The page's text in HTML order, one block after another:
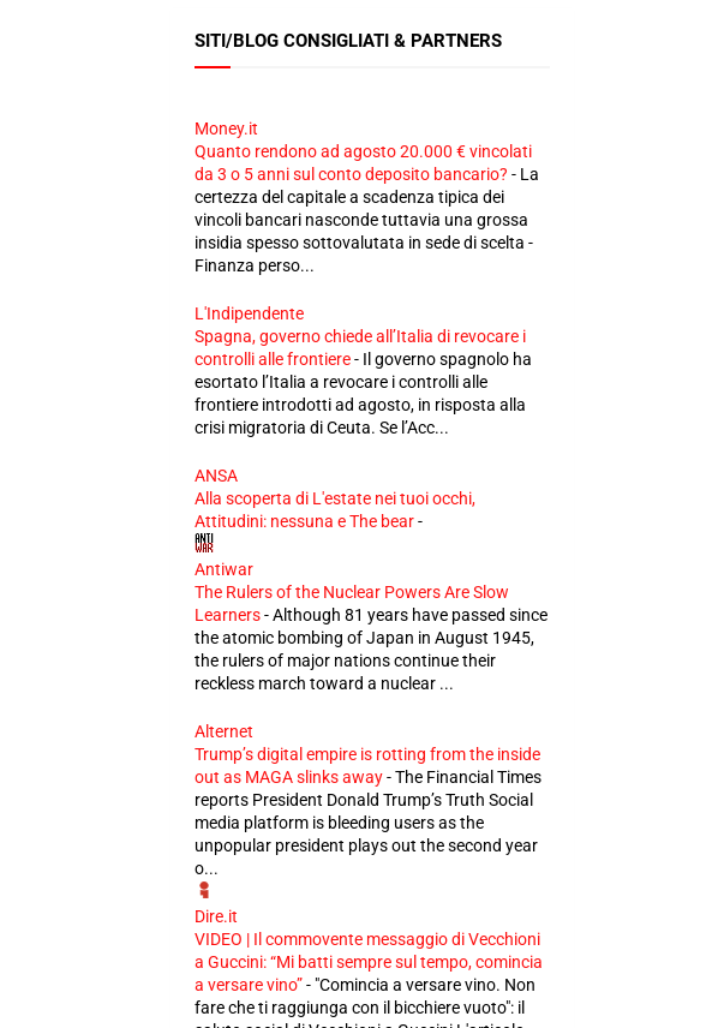
SITI/BLOG CONSIGLIATI & PARTNERS
Money.it
Quanto rendono ad agosto 20.000 € vincolati
da 3 o 5 anni sul conto deposito bancario? - La
certezza del capitale a scadenza tipica dei
vincoli bancari nasconde tuttavia una grossa
insidia spesso sottovalutata in sede di scelta -
Finanza perso...
L'Indipendente
Spagna, governo chiede all’Italia di revocare i
controlli alle frontiere- Il governo spagnolo ha
esortato l’Italia a revocare i controlli alle
frontiere introdotti ad agosto, in risposta alla
crisi migratoria di Ceuta. Se l’Acc...
ANSA
Alla scoperta di L'estate nei tuoi occhi,
Attitudini: nessuna e The bear-
Antiwar
The Rulers of the Nuclear Powers Are Slow
Learners-Although 81 years have passed since
the atomic bombing of Japan in August 1945,
the rulers of major nations continue their
reckless march toward a nuclear ...
Alternet
Trump’s digital empire is rotting from the inside
out as MAGA slinks away-The Financial Times
reports President Donald Trump’s Truth Social
media platform is bleeding users as the
unpopular president plays out the second year
o...
Dire.it
VIDEO | Il commovente messaggio di Vecchioni
a Guccini: “Mi batti sempre sul tempo, comincia
a versare vino”- "Comincia a versare vino. Non
fare che ti raggiunga con il bicchiere vuoto": il